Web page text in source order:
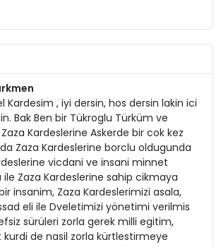
Kardesim , iyi dersin, hos dersin lakin ici
Bak Ben bir Tükroglu Türküm ve
Kardeslerine Askerde bir cok kez
Zaza Kardeslerine borclu oldugunda
vicdani ve insani minnet
ile Zaza Kardeslerine sahip cikmaya
insanim, Zaza Kardeslerimizi asala,
eli ile Dveletimizi yönetimi verilmis
sürüleri zorla gerek milli egitim,
de nasil zorla kürtlestirmeye